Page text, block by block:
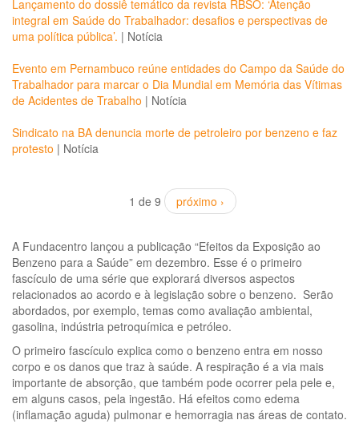
Lançamento do dossiê temático da revista RBSO: ‘Atenção
integral em Saúde do Trabalhador: desafios e perspectivas de
uma política pública’. | Notícia
Evento em Pernambuco reúne entidades do Campo da Saúde do
Trabalhador para marcar o Dia Mundial em Memória das Vítimas
de Acidentes de Trabalho | Notícia
Sindicato na BA denuncia morte de petroleiro por benzeno e faz
protesto | Notícia
1 de 9 próximo ›
A Fundacentro lançou a publicação “Efeitos da Exposição ao
Benzeno para a Saúde” em dezembro. Esse é o primeiro
fascículo de uma série que explorará diversos aspectos
relacionados ao acordo e à legislação sobre o benzeno. Serão
abordados, por exemplo, temas como avaliação ambiental,
gasolina, indústria petroquímica e petróleo.
O primeiro fascículo explica como o benzeno entra em nosso
corpo e os danos que traz à saúde. A respiração é a via mais
importante de absorção, que também pode ocorrer pela pele e,
em alguns casos, pela ingestão. Há efeitos como edema
(inflamação aguda) pulmonar e hemorragia nas áreas de contato.